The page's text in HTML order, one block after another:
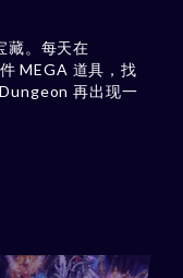
藏。每天在
MEGA 道具，找
再出现一